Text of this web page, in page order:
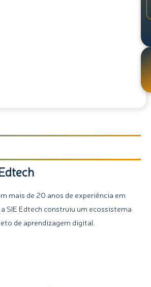
mais de 20 anos de experiência em
SIE Edtech construiu um ecossistema
de aprendizagem digital.